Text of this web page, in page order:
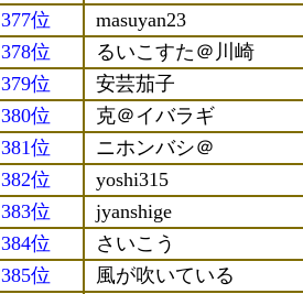
377位
masuyan23
378位
るいこすた＠川崎
379位
安芸茄子
380位
克＠イバラギ
381位
ニホンバシ＠
382位
yoshi315
383位
jyanshige
384位
さいこう
385位
風が吹いている